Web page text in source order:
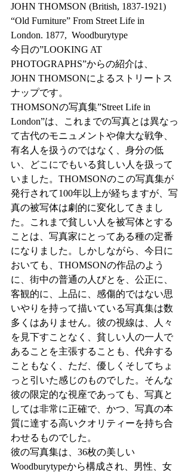
JOHN THOMSON (British, 1837-1921)
“Old Furniture” From Street Life in
London. 1877,  Woodburytype
今日の”LOOKING AT
PHOTOGRAPHS”からの紹介は、
JOHN THOMSONによるストリートス
ナップです。
THOMSONの写真集”Street Life in
London”は、これまでの写真とは異なっ
て古代のモニュメントや偉大な戦争、
有名人を扱うのではなく、身分の低
い、どこにでもいる貧しい人を扱って
いました。THOMSONのこの写真集が
発行されて100年以上が経ちますが、写
真の被写体は劇的に変化してきまし
た。これまで貧しい人を被写体とする
ことは、写真家にとってある種の定番
になりました。しかしながら、今日に
おいても、THOMSONの作品のよう
に、街中の普通の人びとを、公正に、
客観的に、上品に、感傷的ではない思
いやりを持って描いている写真集は数
多くはありません。彼の視線は、人々
を見下すことなく、貧しい人の一人で
あることを主張することも、代弁する
こともなく、ただ、優しくそしてちょ
っと引いた感じのものでした。そんな
彼の限定的な視座であっても、写真と
しては非常に正確で、かつ、写真の本
質に達する高いクオリティーを持ち合
わせるものでした。
彼の写真集は、36枚の美しい
Woodburytypeから構成され、男性、女